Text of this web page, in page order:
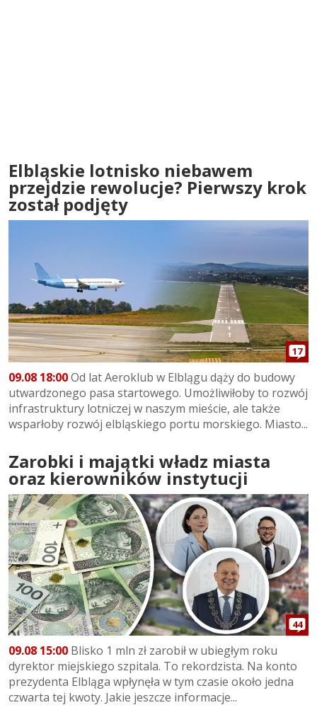
Elbląskie lotnisko niebawem
przejdzie rewolucje? Pierwszy krok
został podjęty
17
09.08 18:00Od lat Aeroklub w Elblągu dąży do budowy
utwardzonego pasa startowego. Umożliwiłoby to rozwój
infrastruktury lotniczej w naszym mieście, ale także
wsparłoby rozwój elbląskiego portu morskiego. Miasto...
Zarobki i majątki władz miasta
oraz kierowników instytucji
44
09.08 15:00 Blisko 1 mln zł zarobił w ubiegłym roku
dyrektor miejskiego szpitala. To rekordzista. Na konto
prezydenta Elbląga wpłynęła w tym czasie około jedna
czwarta tej kwoty. Jakie jeszcze informacje...